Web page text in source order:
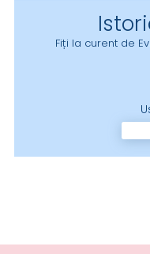
Fiți la curent de